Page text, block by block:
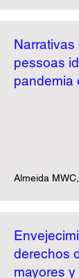
pessoas
pandemia
Almeida
derechos
mayores